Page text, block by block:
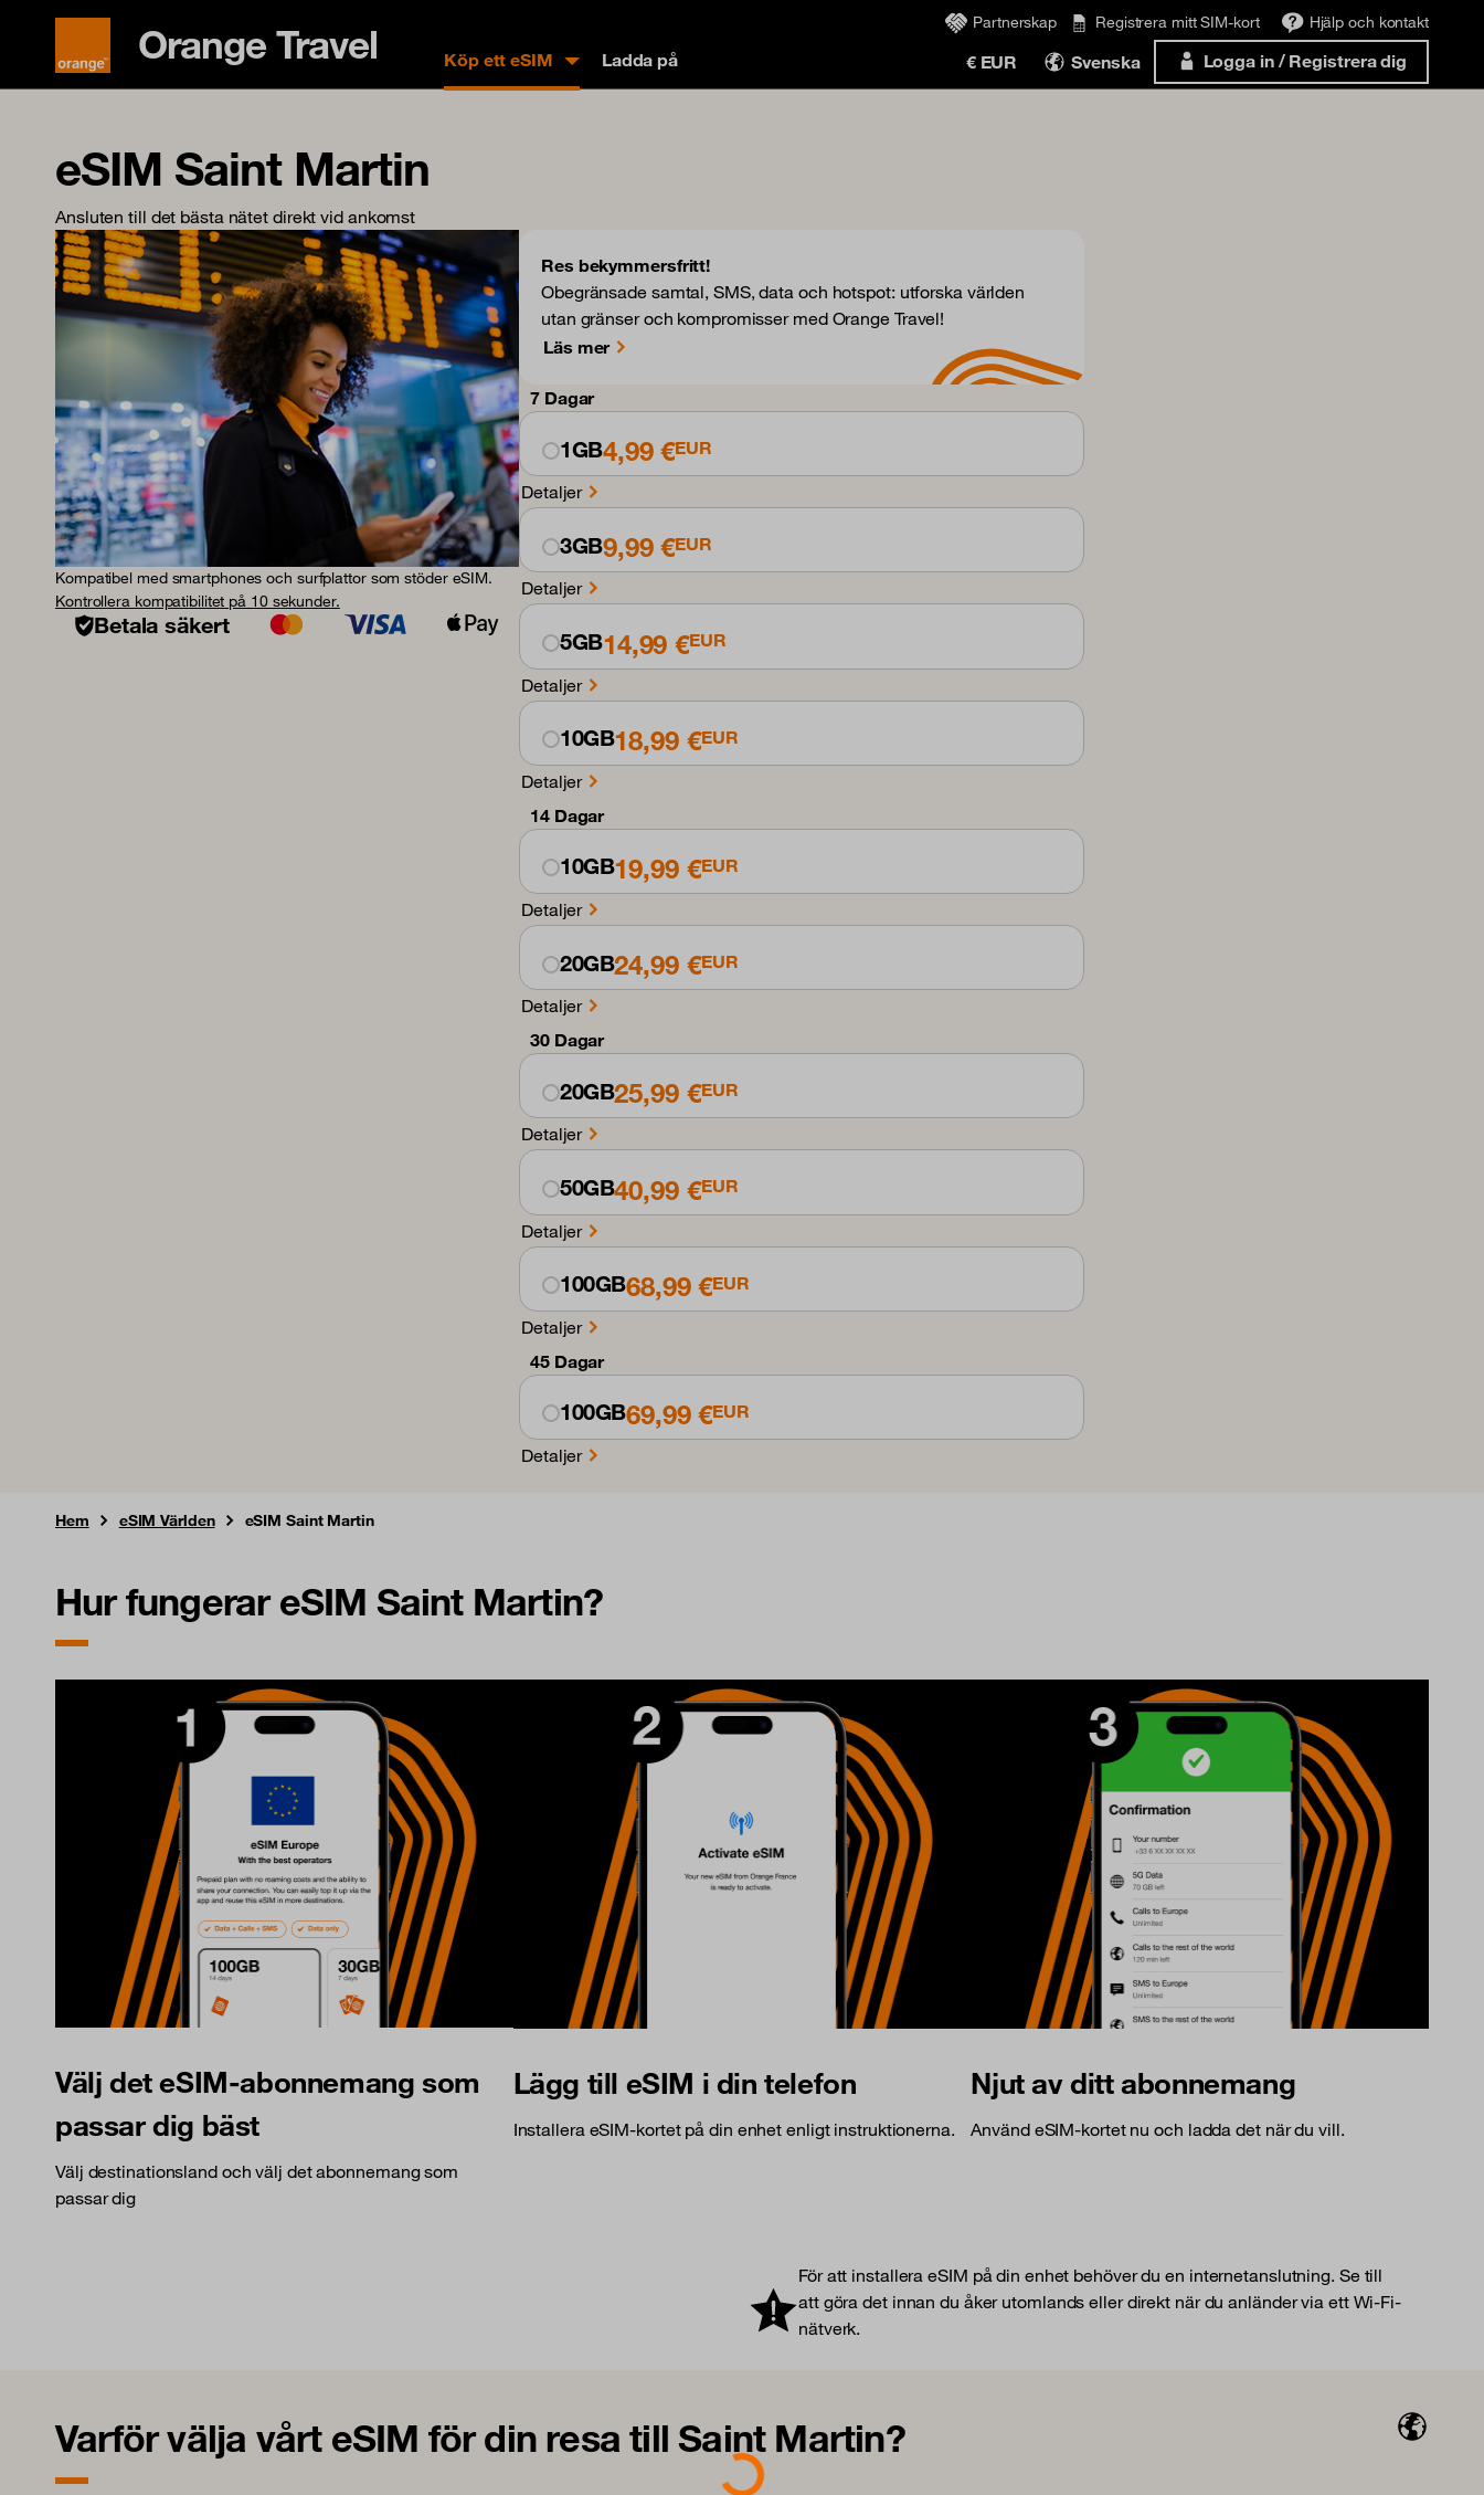
Orange Travel Köp ett eSIM Ladda på
Partnerskap Registrera mitt SIM-kort Hjälp och kontakt
€ EUR Svenska Logga in / Registrera dig
eSIM Saint Martin
Ansluten till det bästa nätet direkt vid ankomst
Kompatibel med smartphones och surfplattor som stöder eSIM.
Kontrollera kompatibilitet på 10 sekunder.
Betala säkert
Res bekymmersfritt!
Obegränsade samtal, SMS, data och hotspot: utforska världen
utan gränser och kompromisser med Orange Travel!
Läs mer
7 Dagar
1GB4,99 €EUR
Detaljer
3GB9,99 €EUR
Detaljer
5GB14,99 €EUR
Detaljer
10GB18,99 €EUR
Detaljer
14 Dagar
10GB19,99 €EUR
Detaljer
20GB24,99 €EUR
Detaljer
30 Dagar
20GB25,99 €EUR
Detaljer
50GB40,99 €EUR
Detaljer
100GB68,99 €EUR
Detaljer
45 Dagar
100GB69,99 €EUR
Detaljer
Hem eSIM Världen eSIM Saint Martin
Hur fungerar eSIM Saint Martin?
Välj det eSIM-abonnemang som
passar dig bäst
Välj destinationsland och välj det abonnemang som
passar dig
Lägg till eSIM i din telefon
Installera eSIM-kortet på din enhet enligt instruktionerna.
Njut av ditt abonnemang
Använd eSIM-kortet nu och ladda det när du vill.
För att installera eSIM på din enhet behöver du en internetanslutning. Se till
att göra det innan du åker utomlands eller direkt när du anländer via ett Wi-Fi-
nätverk.
Varför välja vårt eSIM för din resa till Saint Martin?
Loading...